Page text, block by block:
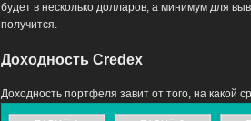
будет в несколько долларов, а минимум для
получится.
Доходность Credex
Доходность портфеля завит от того, на какой